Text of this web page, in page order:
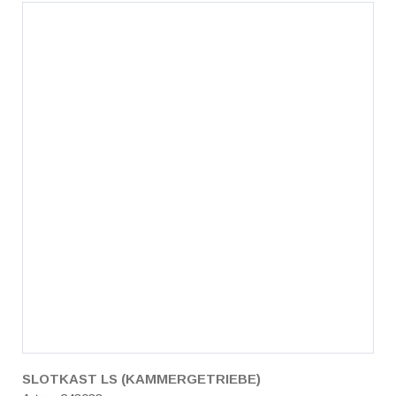
SLOTKAST LS (KAMMERGETRIEBE)